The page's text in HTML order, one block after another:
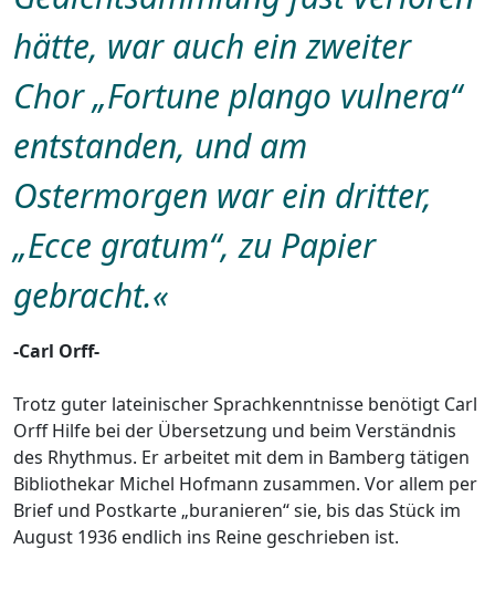
hätte, war auch ein zweiter
Chor „Fortune plango vulnera“
entstanden, und am
Ostermorgen war ein dritter,
„Ecce gratum“, zu Papier
gebracht.«
-Carl Orff-
Trotz guter lateinischer Sprachkenntnisse benötigt Carl
Orff Hilfe bei der Übersetzung und beim Verständnis
des Rhythmus. Er arbeitet mit dem in Bamberg tätigen
Bibliothekar Michel Hofmann zusammen. Vor allem per
Brief und Postkarte „buranieren“ sie, bis das Stück im
August 1936 endlich ins Reine geschrieben ist.